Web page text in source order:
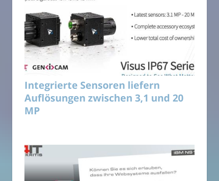
Integrierte Sensoren liefern
Auflösungen zwischen 3,1 und 20
MP